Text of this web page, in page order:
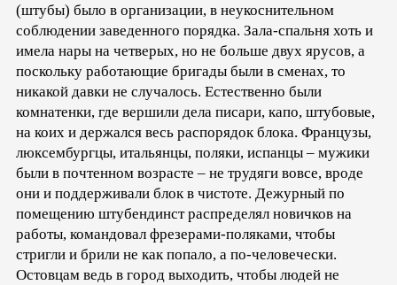
(штубы) было в организации, в неукоснительном
соблюдении заведенного порядка. Зала-спальня хоть и
имела нары на четверых, но не больше двух ярусов, а
поскольку работающие бригады были в сменах, то
никакой давки не случалось. Естественно были
комнатенки, где вершили дела писари, капо, штубовые,
на коих и держался весь распорядок блока. Французы,
люксембургцы, итальянцы, поляки, испанцы – мужики
были в почтенном возрасте – не трудяги вовсе, вроде
они и поддерживали блок в чистоте. Дежурный по
помещению штубендинст распределял новичков на
работы, командовал фрезерами-поляками, чтобы
стригли и брили не как попало, а по-человечески.
Остовцам ведь в город выходить, чтобы людей не